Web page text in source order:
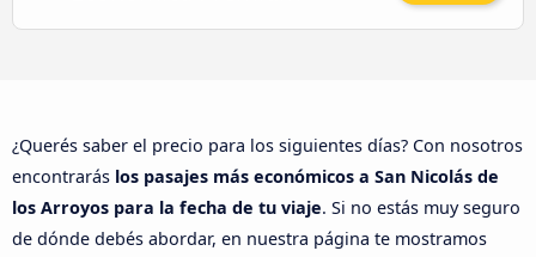
¿Querés saber el precio para los siguientes días? Con nosotros
encontrarás los pasajes más económicos a San Nicolás de
los Arroyos para la fecha de tu viaje. Si no estás muy seguro
de dónde debés abordar, en nuestra página te mostramos